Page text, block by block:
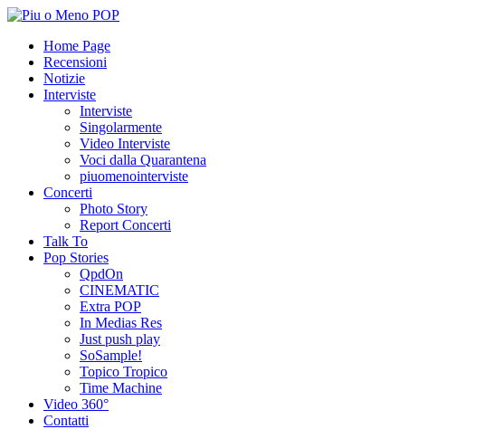
Home Page
Recensioni
Notizie
Interviste
Interviste
Singolarmente
Video Interviste
Voci dalla Quarantena
piuomenointerviste
Concerti
Photo Story
Report Concerti
Talk To
Pop Stories
QpdOn
CINEMATIC
Extra POP
In Medias Res
Just push play
SoSample!
Topico Tropico
Time Machine
Video 360°
Contatti